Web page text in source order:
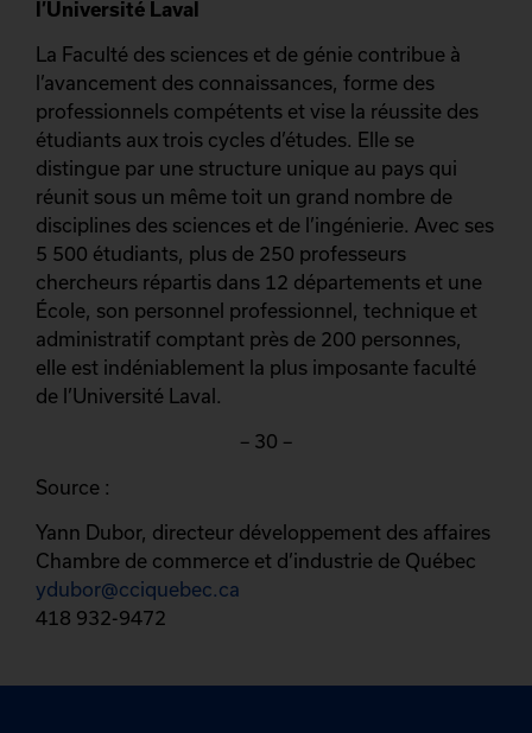
l’Université Laval
La Faculté des sciences et de génie contribue à
l’avancement des connaissances, forme des
professionnels compétents et vise la réussite des
étudiants aux trois cycles d’études. Elle se
distingue par une structure unique au pays qui
réunit sous un même toit un grand nombre de
disciplines des sciences et de l’ingénierie. Avec ses
5 500 étudiants, plus de 250 professeurs
chercheurs répartis dans 12 départements et une
École, son personnel professionnel, technique et
administratif comptant près de 200 personnes,
elle est indéniablement la plus imposante faculté
de l’Université Laval.
– 30 –
Source :
Yann Dubor, directeur développement des affaires
Chambre de commerce et d’industrie de Québec
ydubor@cciquebec.ca
418 932-9472